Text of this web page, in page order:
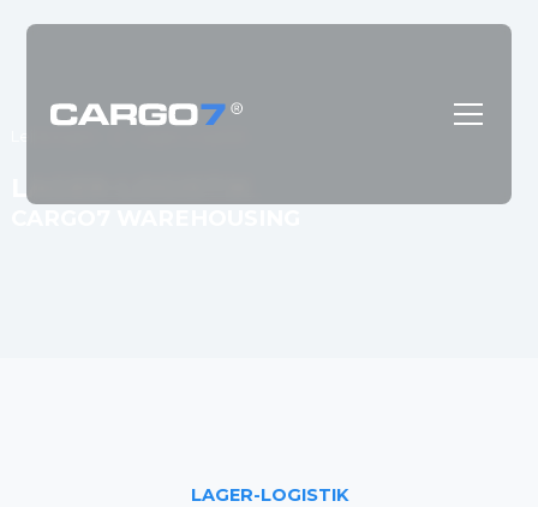
LAGER-LOGISTIK
LAGER-LOGISTIK